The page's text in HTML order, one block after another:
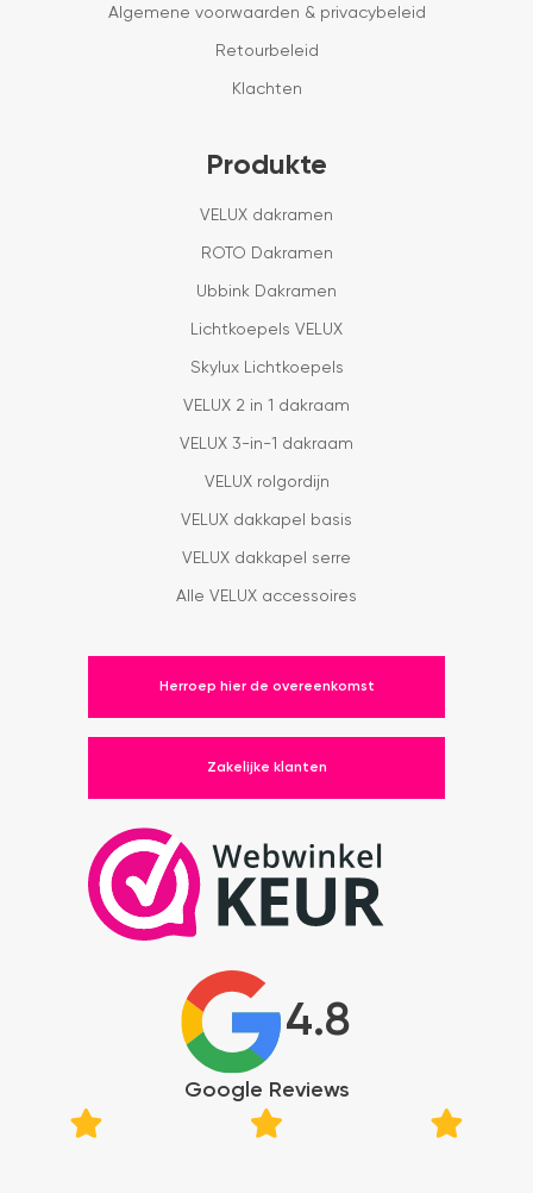
Algemene voorwaarden & privacybeleid
Retourbeleid
Klachten
Produkte
VELUX dakramen
ROTO Dakramen
Ubbink Dakramen
Lichtkoepels VELUX
Skylux Lichtkoepels
VELUX 2 in 1 dakraam
VELUX 3-in-1 dakraam
VELUX rolgordijn
VELUX dakkapel basis
VELUX dakkapel serre
Alle VELUX accessoires
Herroep hier de overeenkomst
Zakelijke klanten
4.8
Google Reviews